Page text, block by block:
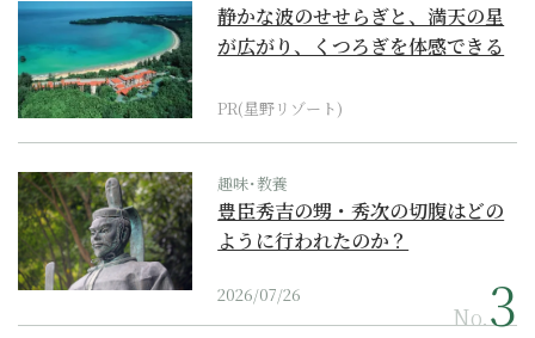
静かな波のせせらぎと、満天の星
が広がり、くつろぎを体感できる
PR(星野リゾート)
趣味･教養
豊臣秀吉の甥・秀次の切腹はどの
ように行われたのか？
2026/07/26
No.